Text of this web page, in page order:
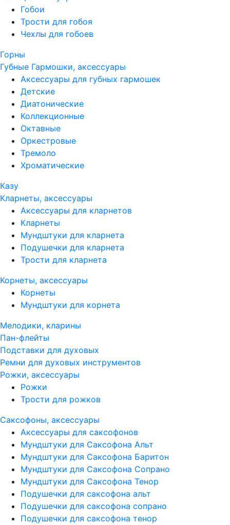
Гобои
Трости для гобоя
Чехлы для гобоев
Горны
Губные Гармошки, аксессуары
Аксессуары для губных гармошек
Детские
Диатонические
Коллекционные
Октавные
Оркестровые
Тремоло
Хроматические
Казу
Кларнеты, аксессуары
Аксессуары для кларнетов
Кларнеты
Мундштуки для кларнета
Подушечки для кларнета
Трости для кларнета
Корнеты, аксессуары
Корнеты
Мундштуки для корнета
Мелодики, кларины
Пан-флейты
Подставки для духовых
Ремни для духовых инструментов
Рожки, аксессуары
Рожки
Трости для рожков
Саксофоны, аксессуары
Аксессуары для саксофонов
Мундштуки для Саксофона Альт
Мундштуки для Саксофона Баритон
Мундштуки для Саксофона Сопрано
Мундштуки для Саксофона Тенор
Подушечки для саксофона альт
Подушечки для саксофона сопрано
Подушечки для саксофона тенор